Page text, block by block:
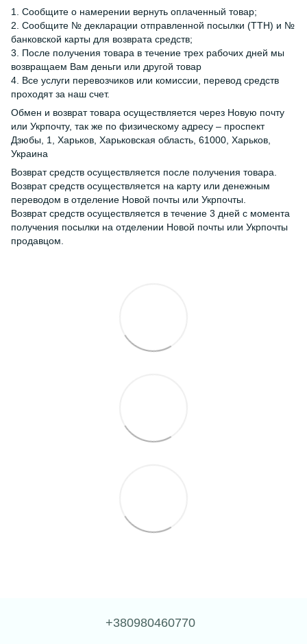
1. Сообщите о намерении вернуть оплаченный товар;
2. Сообщите № декларации отправленной посылки (ТТН) и №
банковской карты для возврата средств;
3. После получения товара в течение трех рабочих дней мы
возвращаем Вам деньги или другой товар
4. Все услуги перевозчиков или комиссии, перевод средств
проходят за наш счет.
Обмен и возврат товара осуществляется через Новую почту
или Укрпочту, так же по физическому адресу – проспект
Дзюбы, 1, Харьков, Харьковская область, 61000, Харьков,
Украина
Возврат средств осуществляется после получения товара.
Возврат средств осуществляется на карту или денежным
переводом в отделение Новой почты или Укрпочты.
Возврат средств осуществляется в течение 3 дней с момента
получения посылки на отделении Новой почты или Укрпочты
продавцом.
+380980460770